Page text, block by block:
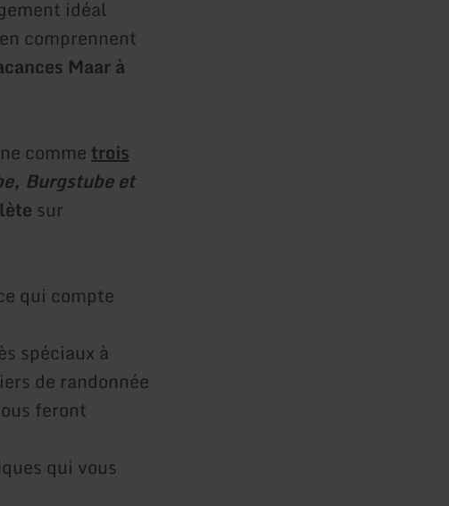
idéal
comprennent
Maar à
commetrois
Burgstube et
sur
qui compte
spéciaux à
de randonnée
feront
qui vous